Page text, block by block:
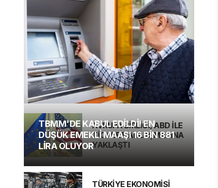
TBMM'DE KABUL EDİLDİ! EN
DÜŞÜK EMEKLİ MAAŞI 16 BİN 881
LİRA OLUYOR
AVRUPA BİRLİĞİ, ABD İLE
TİCARET ANLAŞMASINA
YAKLAŞTI
TÜRKİYE EKONOMİSİ